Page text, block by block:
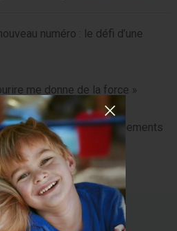
numéro : le défi d’une
me donne de la force »
: bienvenue à la ferme !
: un mois riche en événements